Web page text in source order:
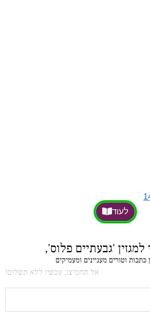
לעוד
למגזין 'גבעתיים פלוס',
כתבות וטורים מעניינים ומעמיקים
אל תחמיצו, עכשיו ללא תשלום!